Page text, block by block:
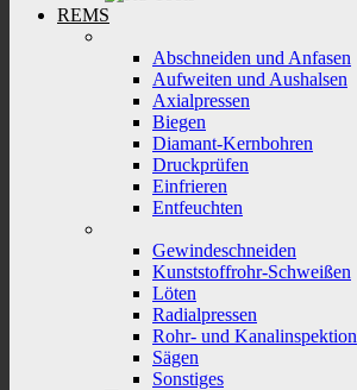
REMS
Abschneiden und Anfasen
Aufweiten und Aushalsen
Axialpressen
Biegen
Diamant-Kernbohren
Druckprüfen
Einfrieren
Entfeuchten
Gewindeschneiden
Kunststoffrohr-Schweißen
Löten
Radialpressen
Rohr- und Kanalinspektion
Sägen
Sonstiges